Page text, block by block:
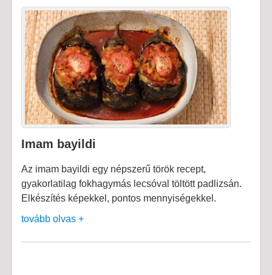
Imam bayildi
Az imam bayildi egy népszerű török recept,
gyakorlatilag fokhagymás lecsóval töltött padlizsán.
Elkészítés képekkel, pontos mennyiségekkel.
tovább olvas +